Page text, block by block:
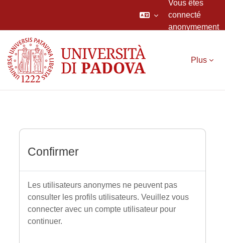
Vous êtes
connecté
anonymement
Plus
Confirmer
Les utilisateurs anonymes ne peuvent pas
consulter les profils utilisateurs. Veuillez vous
connecter avec un compte utilisateur pour
continuer.